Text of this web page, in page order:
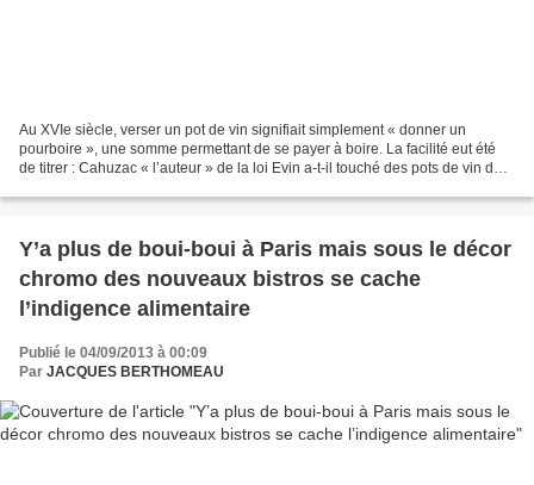
Au XVIe siècle, verser un pot de vin signifiait simplement « donner un
pourboire », une somme permettant de se payer à boire. La facilité eut été
de titrer : Cahuzac « l’auteur » de la loi Evin a-t-il touché des pots de vin des
Y’a plus de boui-boui à Paris mais sous le décor
chromo des nouveaux bistros se cache
l’indigence alimentaire
Publié le 04/09/2013 à 00:09
Par JACQUES BERTHOMEAU